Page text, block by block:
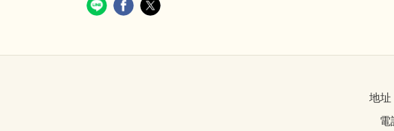
地址
電